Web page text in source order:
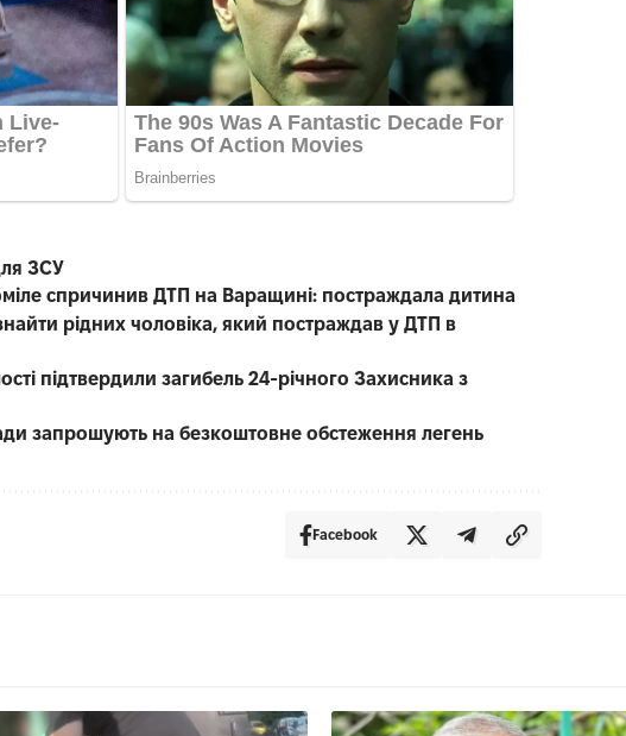
ЗСУ
спричинив ДТП на Варащині: постраждала дитина
рідних чоловіка, який постраждав у ДТП в
підтвердили загибель 24-річного Захисника з
запрошують на безкоштовне обстеження легень
Facebook